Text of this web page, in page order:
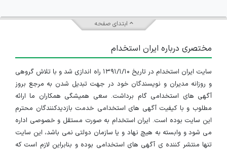
ابتدای صفحه
مختصری درباره ایران استخدام
سایت ایران استخدام در تاریخ ۱۳۹۱/۱/۱۰ راه اندازی شد و با تلاش گروهی
و روزانه مدیران و نویسندگان خود در جهت تبدیل شدن به مرجع بروز
آگهی های استخدامی گام برداشت. سعی همیشگی همکاران ما ارائه
مطلوب و با کیفیت آگهی های استخدامی خدمت بازدیدکنندگان محترم
این سایت بوده است. ایران استخدام به صورت مستقل و خصوصی اداره
می شود و وابسته به هیچ نهاد و یا سازمان دولتی نمی باشد، این سایت
تنها منتشر کننده ی آگهی های استخدامی بوده و بنابراین لازم است که